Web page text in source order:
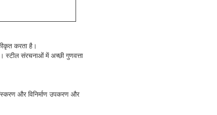
करता है।
स्टील संरचनाओं में अच्छी गुणवत्ता
और विनिर्माण उपकरण और